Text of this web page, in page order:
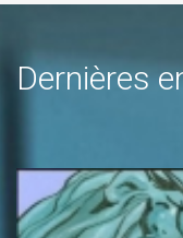
Dernières